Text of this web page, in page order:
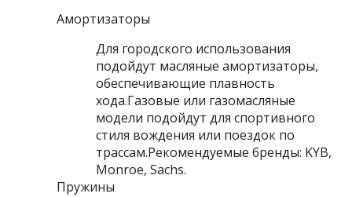
Амортизаторы
Для городского использования
подойдут масляные амортизаторы,
обеспечивающие плавность
хода.Газовые или газомасляные
модели подойдут для спортивного
стиля вождения или поездок по
трассам.Рекомендуемые бренды: KYB,
Monroe, Sachs.
Пружины